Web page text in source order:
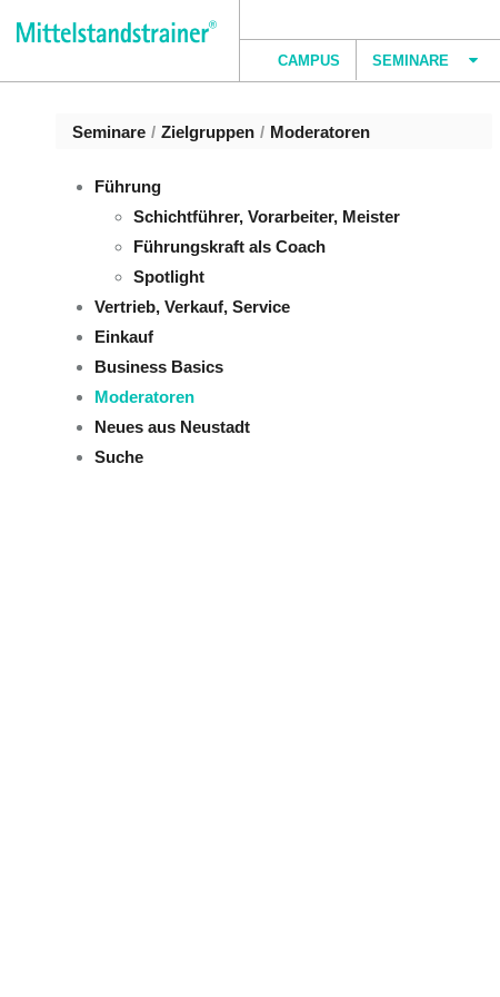
Moderatoren
CAMPUS SEMINARE
Seminare / Zielgruppen / Moderatoren
Seminare / Zielgruppen / Moderatoren
Führung
Schichtführer, Vorarbeiter, Meister
Führungskraft als Coach
Spotlight
Vertrieb, Verkauf, Service
Einkauf
Business Basics
Moderatoren
Neues aus Neustadt
Suche